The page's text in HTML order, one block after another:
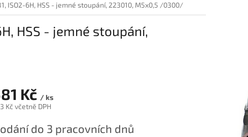
ISO2-6H, HSS - jemné stoupání, 223010, M5x0,5 /0300/
HSS - jemné stoupání,
Kč / ks
Kč včetně DPH
do 3 pracovních dnů